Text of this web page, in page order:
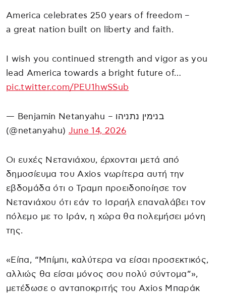
America celebrates 250 years of freedom –
a great nation built on liberty and faith.
I wish you continued strength and vigor as you
lead America towards a bright future of…
pic.twitter.com/PEU1hwSSub
— Benjamin Netanyahu – בנימין נתניהו
(@netanyahu) June 14, 2026
Οι ευχές Νετανιάχου, έρχονται μετά από
δημοσίευμα του Axios νωρίτερα αυτή την
εβδομάδα ότι ο Τραμπ προειδοποίησε τον
Νετανιάχου ότι εάν το Ισραήλ επαναλάβει τον
πόλεμο με το Ιράν, η χώρα θα πολεμήσει μόνη
της.
«Είπα, “Μπίμπι, καλύτερα να είσαι προσεκτικός,
αλλιώς θα είσαι μόνος σου πολύ σύντομα”»,
μετέδωσε ο ανταποκριτής του Axios Μπαράκ